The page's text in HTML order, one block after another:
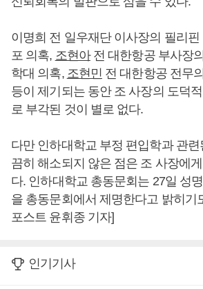
이명희 전 일우재단 이사장의 필리
포 의혹, 조현아전 대한항공 부사장
학대 의혹, 조현민 전 대한항공 전무
등이 제기되는 동안 조 사장의 도덕
로 부각된 것이 별로 없다.
다만 인하대학교 부정 편입학과 관
끔히 해소되지 않은 점은 조 사장에
다. 인하대학교 총동문회는 27일 성
을 총동문회에서 제명한다고 밝히기
포스트 윤휘종 기자]
인기기사